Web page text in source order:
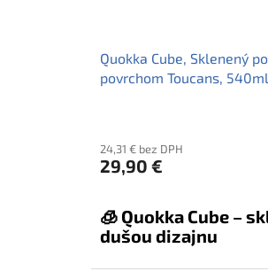
Quokka Cube, Sklenený
povrchom Toucans,
24,31 € bez DPH
29,90 €
🧊 Quokka Cube –
dušou dizajnu
Quokka Cube – luxusný